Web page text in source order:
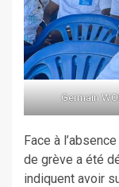
Germain
Face à
de grève a été
indiquent avoir